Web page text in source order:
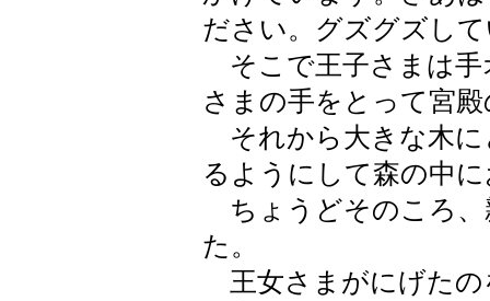
ださい。グズグズし
そこで王子さまは手
さまの手をとって宮
それから大きな木に
るようにして森の中
ちょうどそのころ、
た。
王女さまがにげたの